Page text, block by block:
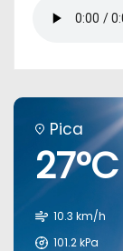
Pica
27°C
10.3 km/h
101.2kPa